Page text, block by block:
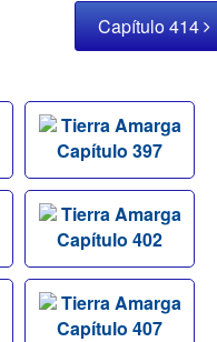
Capítulo 414
Tierra Amarga
Capítulo 397
Tierra Amarga
Capítulo 402
Tierra Amarga
Capítulo 407